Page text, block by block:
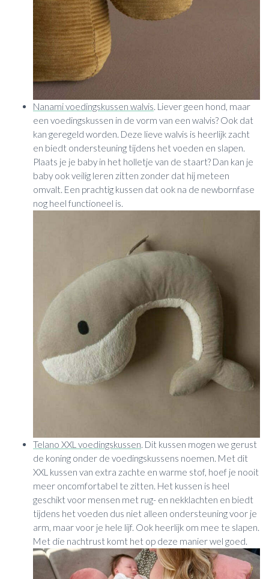
Nanami voedingskussen walvis. Liever geen hond, maar
een voedingskussen in de vorm van een walvis? Ook dat
kan geregeld worden. Deze lieve walvis is heerlijk zacht
en biedt ondersteuning tijdens het voeden en slapen.
Plaats je je baby in het holletje van de staart? Dan kan je
baby ook veilig leren zitten zonder dat hij meteen
omvalt. Een prachtig kussen dat ook na de newbornfase
nog heel functioneel is.
Telano XXL voedingskussen. Dit kussen mogen we gerust
de koning onder de voedingskussens noemen. Met dit
XXL kussen van extra zachte en warme stof, hoef je nooit
meer oncomfortabel te zitten. Het kussen is heel
geschikt voor mensen met rug- en nekklachten en biedt
tijdens het voeden dus niet alleen ondersteuning voor je
arm, maar voor je hele lijf. Ook heerlijk om mee te slapen.
Met die nachtrust komt het op deze manier wel goed.